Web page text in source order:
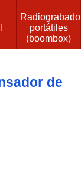
portátiles
(boombox)
de